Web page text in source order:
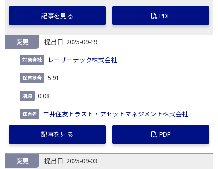
記事を見る PDF
2025-09-19
レーザーテック株式会社
変更
5.91
0.08
三井住友トラスト・アセットマネジメント株式会社
記事を見る PDF
2025-09-03
変更